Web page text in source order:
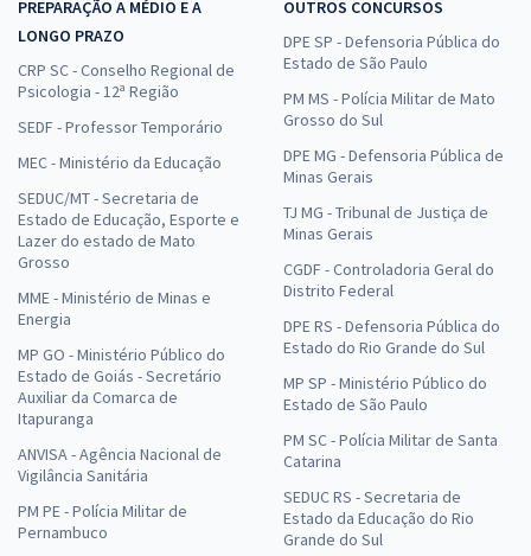
PREPARAÇÃO A MÉDIO E A
LONGO PRAZO
CRP SC - Conselho Regional de
Psicologia - 12ª Região
SEDF - Professor Temporário
MEC - Ministério da Educação
SEDUC/MT - Secretaria de
Estado de Educação, Esporte e
Lazer do estado de Mato
Grosso
MME - Ministério de Minas e
Energia
MP GO - Ministério Público do
Estado de Goiás - Secretário
Auxiliar da Comarca de
Itapuranga
ANVISA - Agência Nacional de
Vigilância Sanitária
PM PE - Polícia Militar de
Pernambuco
OUTROS CONCURSOS
DPE SP - Defensoria Pública do
Estado de São Paulo
PM MS - Polícia Militar de Mato
Grosso do Sul
DPE MG - Defensoria Pública de
Minas Gerais
TJ MG - Tribunal de Justiça de
Minas Gerais
CGDF - Controladoria Geral do
Distrito Federal
DPE RS - Defensoria Pública do
Estado do Rio Grande do Sul
MP SP - Ministério Público do
Estado de São Paulo
PM SC - Polícia Militar de Santa
Catarina
SEDUC RS - Secretaria de
Estado da Educação do Rio
Grande do Sul